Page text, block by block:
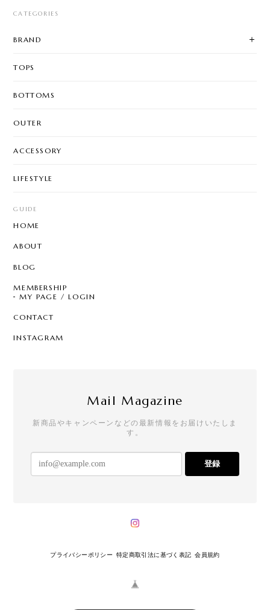
CATEGORIES
BRAND
TOPS
BOTTOMS
OUTER
ACCESSORY
LIFESTYLE
GUIDE
HOME
ABOUT
BLOG
MEMBERSHIP
MY PAGE / LOGIN
CONTACT
INSTAGRAM
Mail Magazine
新商品やキャンペーンなどの最新情報をお届けいたしま
す。
登録
プライバシーポリシー 特定商取引法に基づく表記 会員規約